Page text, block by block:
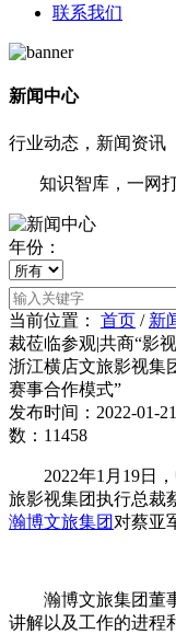
联系我们
新闻中心
行业动态，新闻资讯
知识智库，一网打
年份：
当前位置： 首页 / 新
裁莅临参观|共商“影
浙江横店文旅影视集
赛事合作模式”
发布时间：2022-01-
数：11458
2022年1月19日，
旅影视集团执行总裁
瀚博文旅集团 对蔡亚
瀚博文旅集团董事
讲解以及工作的进程